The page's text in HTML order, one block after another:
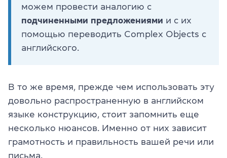
можем провести аналогию с
подчиненными предложениями и с их
помощью переводить Complex Objects с
английского.
В то же время, прежде чем использовать эту
довольно распространенную в английском
языке конструкцию, стоит запомнить еще
несколько нюансов. Именно от них зависит
грамотность и правильность вашей речи или
письма.